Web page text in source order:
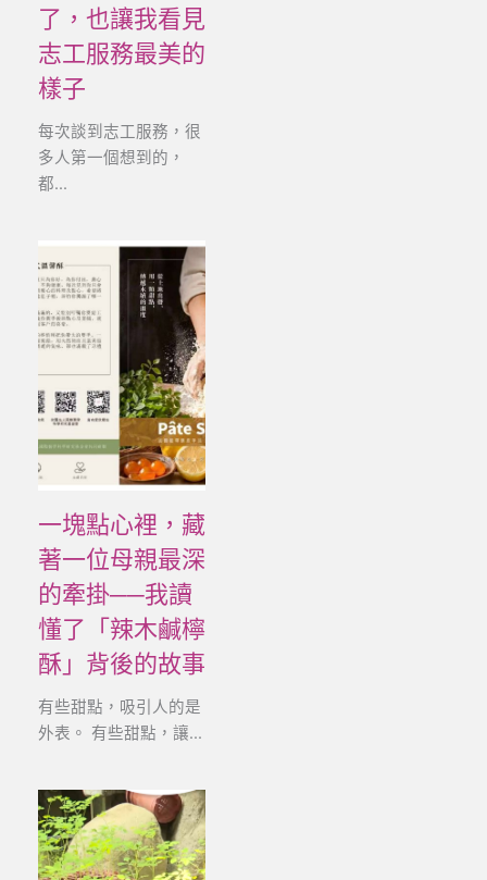
了，也讓我看見
志工服務最美的
樣子
每次談到志工服務，很
多人第一個想到的，
都...
一塊點心裡，藏
著一位母親最深
的牽掛──我讀
懂了「辣木鹹檸
酥」背後的故事
有些甜點，吸引人的是
外表。 有些甜點，讓...